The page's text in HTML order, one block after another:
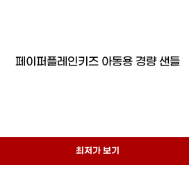
페이퍼플레인키즈 아동용 경량 샌들
최저가 보기